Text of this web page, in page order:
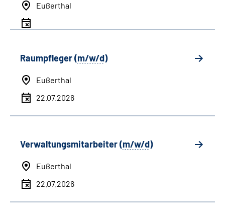
Eußerthal
Raumpfleger (m/w/d)
Eußerthal
22.07.2026
Verwaltungsmitarbeiter (m/w/d)
Eußerthal
22.07.2026